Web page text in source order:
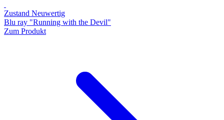
Zustand Neuwertig
Blu ray "Running with the Devil"
Zum Produkt